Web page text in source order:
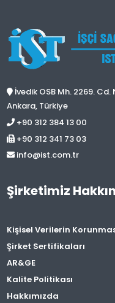
İvedik OSB Mh. 2269.
Ankara, Türkiye
+90 312 384 13 00
+90 312 341 73 03
info@ist.com.tr
Şirketimiz
Kişisel Verilerin
Şirket Sertifikaları
AR&GE
Kalite Politikası
Hakkımızda